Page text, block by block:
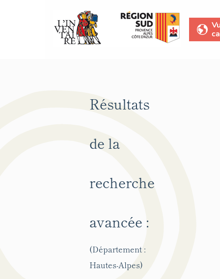
Résultats
de la
recherche
avancée :
(Département :
Hautes-Alpes)